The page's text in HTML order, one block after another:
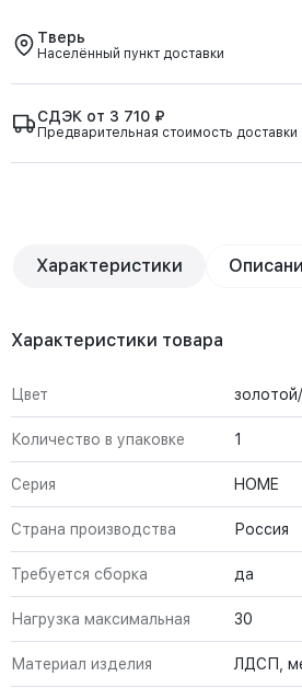
Тверь
Населённый пункт доставки
СДЭК от 3 710 ₽
Предварительная стоимость
Характеристики
Характеристики товара
Цвет
Количество в упаковке 1
Серия HOME
Страна производства Россия
Требуется сборка да
Нагрузка максимальная 30
Материал изделия ЛДСП,